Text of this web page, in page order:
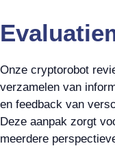
Onze cryptorobot
verzamelen van
en feedback van
Deze aanpak zorgt
meerdere